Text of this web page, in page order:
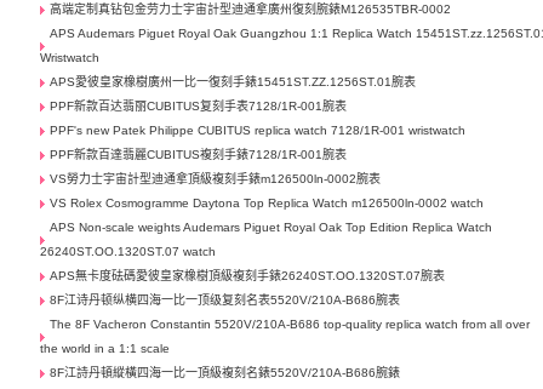
高端定制真钻包金劳力士宇宙計型迪通拿廣州復刻腕錶M126535TBR-0002
APS Audemars Piguet Royal Oak Guangzhou 1:1 Replica Watch
Wristwatch
APS愛彼皇家橡樹廣州一比一復刻手錶15451ST.ZZ.1256ST.01腕表
PPF新款百达翡丽CUBITUS复刻手表7128/1R-001腕表
PPF's new Patek Philippe CUBITUS replica watch 7128/1R-001 wristwatch
PPF新款百達翡麗CUBITUS複刻手錶7128/1R-001腕表
VS勞力士宇宙計型迪通拿頂級複刻手錶m126500ln-0002腕表
VS Rolex Cosmogramme Daytona Top Replica Watch m126500ln-0002 watch
APS Non-scale weights Audemars Piguet Royal Oak Top Edition Replica Watch
26240ST.OO.1320ST.07 watch
APS無卡度砝碼愛彼皇家橡樹頂級複刻手錶26240ST.OO.1320ST.07腕表
8F江诗丹顿纵横四海一比一顶级复刻名表5520V/210A-B686腕表
The 8F Vacheron Constantin 5520V/210A-B686 top-quality replica watch from all over
the world in a 1:1 scale
8F江詩丹頓縱橫四海一比一頂級複刻名錶5520V/210A-B686腕錶